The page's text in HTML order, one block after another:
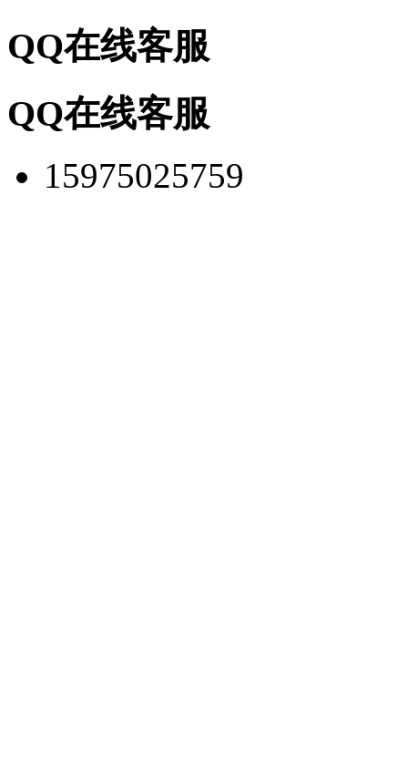
QQ在线客服
QQ在线客服
15975025759